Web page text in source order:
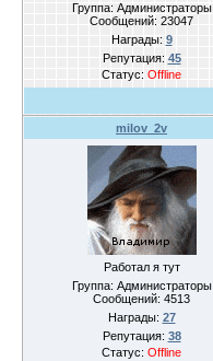
Группа: Администраторы
Сообщений: 23047
Награды: 9
Репутация: 45
Статус: Offline
milov_2v
Работал я тут
Группа: Администраторы
Сообщений: 4513
Награды: 27
Репутация: 38
Статус: Offline